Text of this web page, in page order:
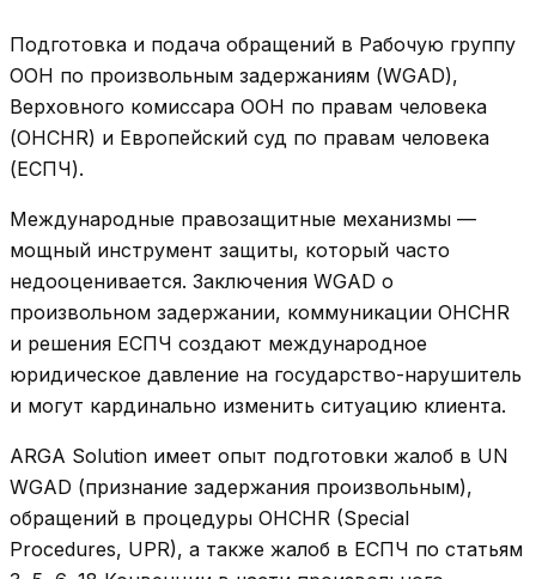
Подготовка и подача обращений в Рабочую группу
ООН по произвольным задержаниям (WGAD),
Верховного комиссара ООН по правам человека
(OHCHR) и Европейский суд по правам человека
(ЕСПЧ).
Международные правозащитные механизмы —
мощный инструмент защиты, который часто
недооценивается. Заключения WGAD о
произвольном задержании, коммуникации OHCHR
и решения ЕСПЧ создают международное
юридическое давление на государство-нарушитель
и могут кардинально изменить ситуацию клиента.
ARGA Solution имеет опыт подготовки жалоб в UN
WGAD (признание задержания произвольным),
обращений в процедуры OHCHR (Special
Procedures, UPR), а также жалоб в ЕСПЧ по статьям